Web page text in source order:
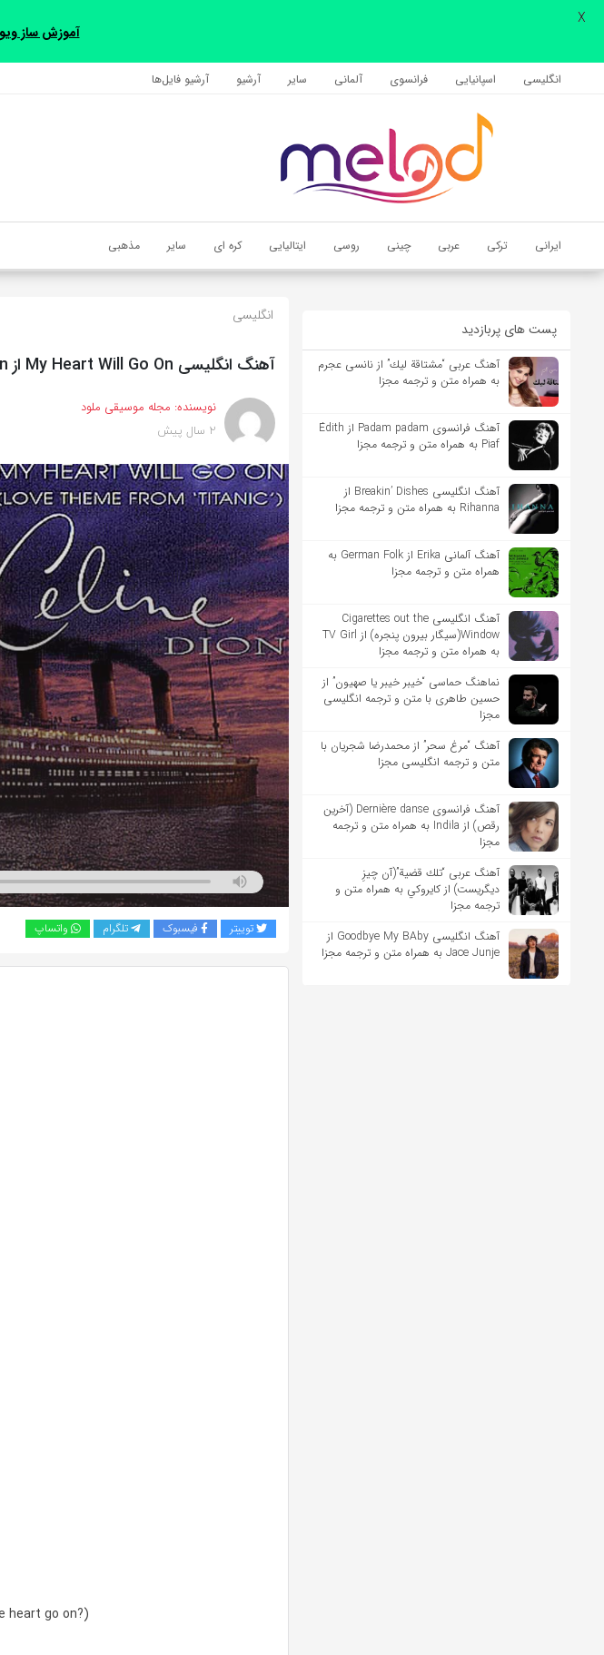
انگلیسی اسپانیایی فرانسوی آلمانی سایر آرشیو آرشیو فایل‌‎ها
ایرانی ترکی عربی چینی روسی ایتالیایی کره ای سایر مذهبی
اشتراک گذاری
با استفاده از روش‌های زیر می‌توانید این صفحه را با دوستان خود به
کپی لینک
پست های پربازدید
آهنگ عربی “مشتاقة لیك” از نانسی عجرم
به همراه متن و ترجمه مجزا
آهنگ فرانسوی Padam padam از Édith
Piaf به همراه متن و ترجمه مجزا
آهنگ انگلیسی Breakin’ Dishes از
Rihanna به همراه متن و ترجمه مجزا
آهنگ آلمانی Erika از German Folk به
همراه متن و ترجمه مجزا
آهنگ انگلیسی Cigarettes out the
Window(سیگار بیرون پنجره) از TV Girl
به همراه متن و ترجمه مجزا
نماهنگ حماسی “خیبر خیبر یا صهیون” از
حسین طاهری با متن و ترجمه انگلیسی
مجزا
آهنگ “مرغ سحر” از محمدرضا شجریان با
متن و ترجمه انگلیسی مجزا
آهنگ فرانسوی Dernière danse (آخرین
رقص) از Indila به همراه متن و ترجمه
مجزا
آهنگ عربی “تلك قضية”(آن چیزِ
دیگریست) از كايروكي به همراه متن و
ترجمه مجزا
آهنگ انگلیسی Goodbye My BAby از
Jace Junje به همراه متن و ترجمه مجزا
انگلیسی
آهنگ انگلیسی My Heart Will Go On از Celine Dion به همراه متن و ترجمه مجزا
نویسنده: مجله موسیقی ملود
2 سال پیش
توییتر فیسبوک تلگرام واتساپ
heart go on?)
آموزش ساز
X